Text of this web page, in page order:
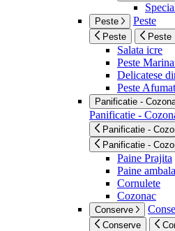
Peste Peste
Peste Peste
Salata icre
Peste
Delicatese
Peste Afumat
Panificatie -
Panificatie -
Panificatie -
Panificatie -
Paine Prajita
Paine
Cornulete
Cozonac
Conserve
Conserve